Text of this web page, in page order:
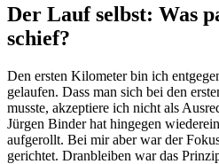
Der Lauf selbst: Was
schief?
Den ersten Kilometer bin ich
gelaufen. Dass man sich bei den
musste, akzeptiere ich nicht als
Jürgen Binder hat hingegen
aufgerollt. Bei mir aber war der
gerichtet. Dranbleiben war das